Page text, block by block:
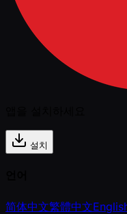
설치
简体中文繁體中文